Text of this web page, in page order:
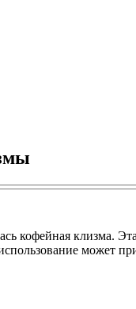
кофейная клизма.
может